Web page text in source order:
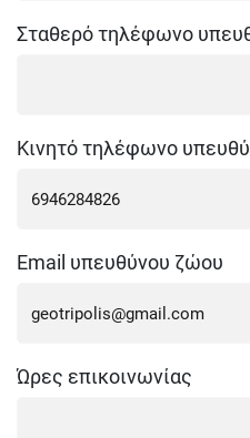
Σταθερό τηλέφωνο
Κινητό τηλέφωνο
Email υπευθύνου ζώου
Ώρες επικοινωνίας